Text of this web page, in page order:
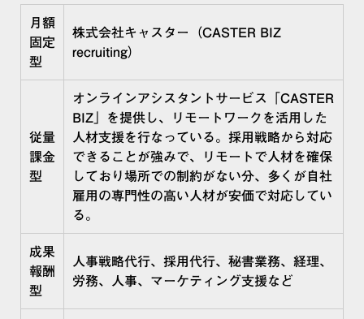
月額
固定
型
株式会社キャスター（CASTER BIZ
recruiting）
従量
課金
型
オンラインアシスタントサービス「CASTER
BIZ」を提供し、リモートワークを活用した
人材支援を行なっている。採用戦略から対応
できることが強みで、リモートで人材を確保
しており場所での制約がない分、多くが自社
雇用の専門性の高い人材が安価で対応してい
る。
成果
報酬
型
人事戦略代行、採用代行、秘書業務、経理、
労務、人事、マーケティング支援など